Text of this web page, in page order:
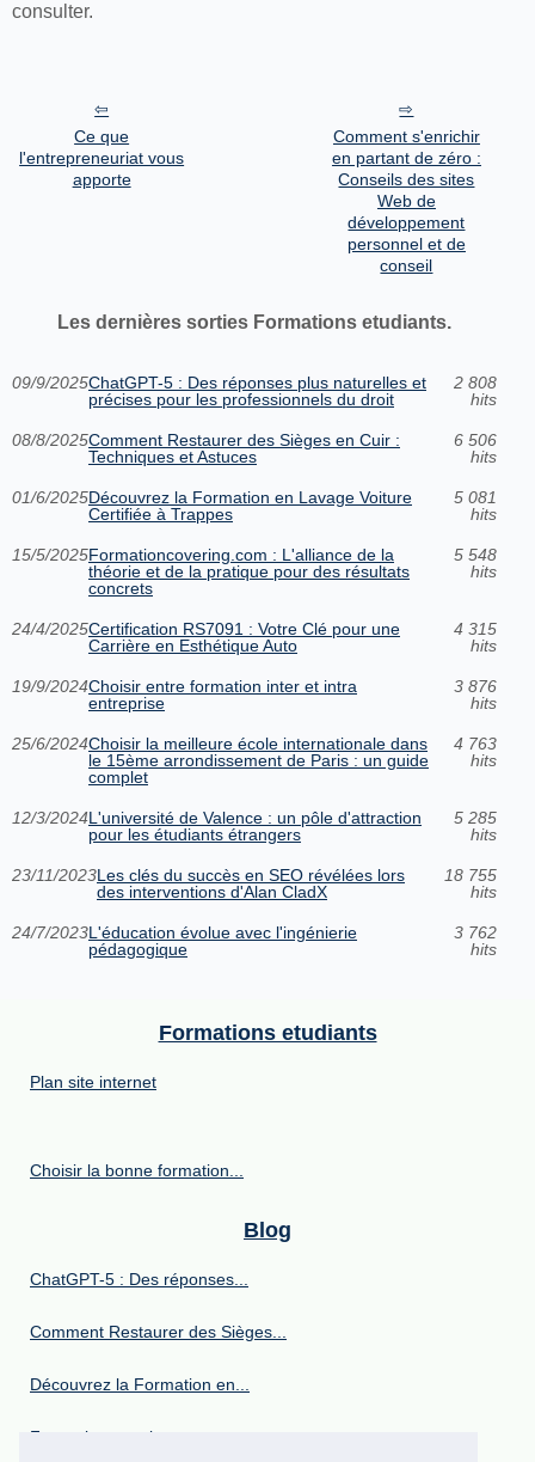
consulter.
Ce que
l'entrepreneuriat vous
apporte
Comment s'enrichir
en partant de zéro :
Conseils des sites
Web de
développement
personnel et de
conseil
Les dernières sorties Formations etudiants.
09/9/2025ChatGPT-5 : Des réponses plus naturelles et
précises pour les professionnels du droit
2 808
hits
08/8/2025Comment Restaurer des Sièges en Cuir :
Techniques et Astuces
6 506
hits
01/6/2025Découvrez la Formation en Lavage Voiture
Certifiée à Trappes
5 081
hits
15/5/2025Formationcovering.com : L'alliance de la
théorie et de la pratique pour des résultats
concrets
5 548
hits
24/4/2025Certification RS7091 : Votre Clé pour une
Carrière en Esthétique Auto
4 315
hits
19/9/2024Choisir entre formation inter et intra
entreprise
3 876
hits
25/6/2024Choisir la meilleure école internationale dans
le 15ème arrondissement de Paris : un guide
complet
4 763
hits
12/3/2024L'université de Valence : un pôle d'attraction
pour les étudiants étrangers
5 285
hits
23/11/2023Les clés du succès en SEO révélées lors
des interventions d'Alan CladX
18 755
hits
24/7/2023L'éducation évolue avec l'ingénierie
pédagogique
3 762
hits
Formations etudiants
Plan site internet
Choisir la bonne formation...
Blog
ChatGPT-5 : Des réponses...
Comment Restaurer des Sièges...
Découvrez la Formation en...
Formationcovering.com :...